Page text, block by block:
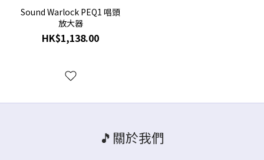
Sound Warlock PEQ1 唱頭
放大器
HK$1,138.00
🎵關於我們